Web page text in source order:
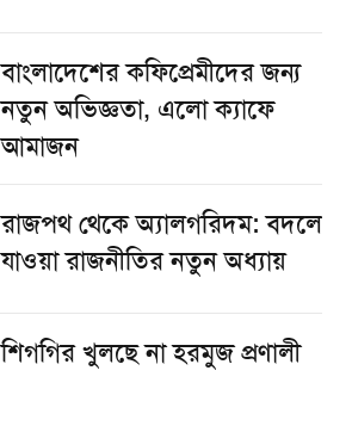
বাংলাদেশের কফিপ্রেমীদের জন্য
নতুন অভিজ্ঞতা, এলো ক্যাফে
আমাজন
রাজপথ থেকে অ্যালগরিদম: বদলে
যাওয়া রাজনীতির নতুন অধ্যায়
শিগগির খুলছে না হরমুজ প্রণালী